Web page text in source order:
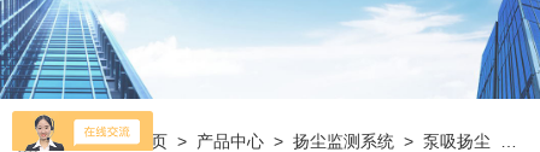
当前位置：首页 > 产品中心 >扬尘监测系统 >泵吸扬尘